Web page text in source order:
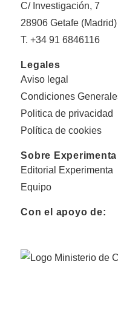
C/ Investigación, 7
28906 Getafe (Madrid)
T. +34 91 6846116
Legales
Aviso legal
Condiciones
Politica de privacidad
Política de cookies
Sobre Experimenta
Editorial Experimenta
Equipo
Con el apoyo de: